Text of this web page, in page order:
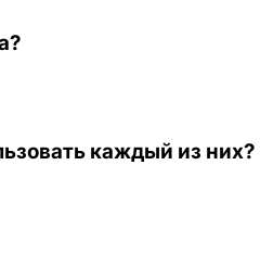
каждый из них?